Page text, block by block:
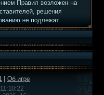
Правил возложен на
решения
не подлежат.
Об игре